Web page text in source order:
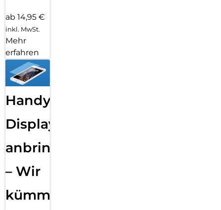
ab 14,95 €
inkl. MwSt.
Mehr
erfahren
Handy
Displayfolie
anbringen
– Wir
kümmern